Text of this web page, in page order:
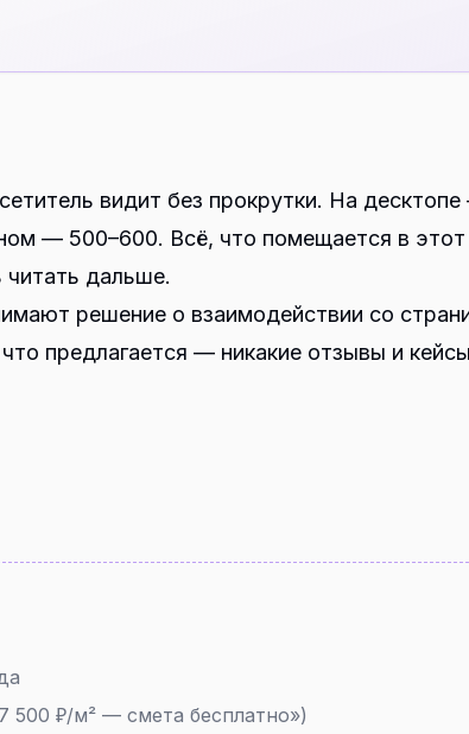
видит без прокрутки. На
— 500–600. Всё, что помещается в этот
читать дальше.
решение о взаимодействии со
предлагается — никакие отзывы и
500 ₽/м² — смета бесплатно»)